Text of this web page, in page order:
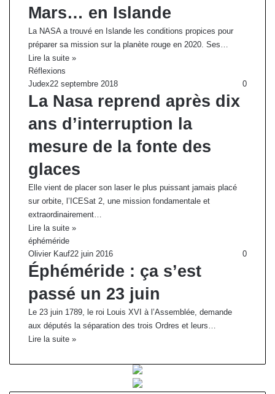
Mars… en Islande
La NASA a trouvé en Islande les conditions propices pour
préparer sa mission sur la planète rouge en 2020. Ses…
Lire la suite »
Réflexions
Judex22 septembre 2018 0
La Nasa reprend après dix
ans d’interruption la
mesure de la fonte des
glaces
Elle vient de placer son laser le plus puissant jamais placé
sur orbite, l’ICESat 2, une mission fondamentale et
extraordinairement…
Lire la suite »
éphéméride
Olivier Kauf22 juin 2016 0
Éphéméride : ça s’est
passé un 23 juin
Le 23 juin 1789, le roi Louis XVI à l’Assemblée, demande
aux députés la séparation des trois Ordres et leurs…
Lire la suite »